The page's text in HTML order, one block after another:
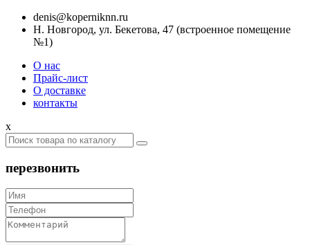
denis@koperniknn.ru
Н. Новгород, ул. Бекетова, 47 (встроенное помещение
№1)
О нас
Прайс-лист
О доставке
контакты
x
перезвонить